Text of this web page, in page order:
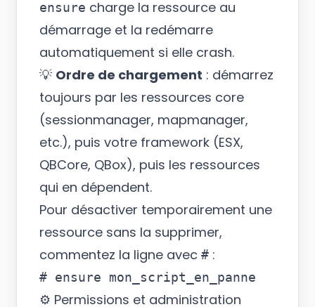
ensure charge la ressource au
démarrage et la redémarre
automatiquement si elle crash.
💡 Ordre de chargement : démarrez
toujours par les ressources core
(sessionmanager, mapmanager,
etc.), puis votre framework (ESX,
QBCore, QBox), puis les ressources
qui en dépendent.
Pour désactiver temporairement une
ressource sans la supprimer,
commentez la ligne avec # :
⚙️ Permissions et administration